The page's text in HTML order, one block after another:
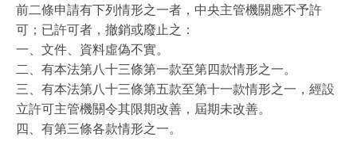
前二條申請有下列情形之一者，中央主管機關應不予許
可；已許可者，撤銷或廢止之：
一、文件、資料虛偽不實。
二、有本法第八十三條第一款至第四款情形之一。
三、有本法第八十三條第五款至第十一款情形之一，經設
立許可主管機關令其限期改善，屆期未改善。
四、有第三條各款情形之一。